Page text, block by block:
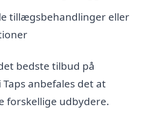
tillægsbehandlinger eller
bedste tilbud på
anbefales det at
forskellige udbydere.